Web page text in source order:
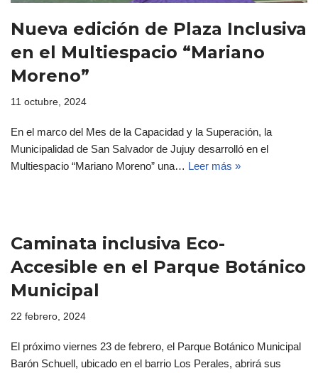
Nueva edición de Plaza Inclusiva
en el Multiespacio “Mariano
Moreno”
11 octubre, 2024
En el marco del Mes de la Capacidad y la Superación, la
Municipalidad de San Salvador de Jujuy desarrolló en el
Multiespacio “Mariano Moreno” una… Leer más »
Caminata inclusiva Eco-
Accesible en el Parque Botánico
Municipal
22 febrero, 2024
El próximo viernes 23 de febrero, el Parque Botánico Municipal
Barón Schuell, ubicado en el barrio Los Perales, abrirá sus